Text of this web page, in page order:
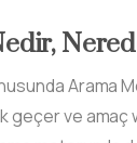
Arama
geçer ve amaç